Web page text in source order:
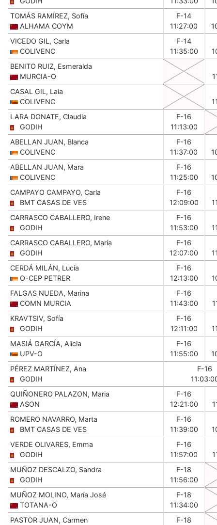
TOMÁS RAMÍREZ, Sofía
ALHAMA COYM
F-14
11:27:00
VICEDO GIL, Carla
COLIVENC
F-14
11:35:00
BENITO RUIZ, Esmeralda
MURCIA-O
CASAL GIL, Laia
COLIVENC
LARA DONATE, Claudia
GODIH
F-16
11:13:00
ABELLAN JUAN, Blanca
COLIVENC
F-16
11:37:00
ABELLAN JUAN, Mara
COLIVENC
F-16
11:25:00
CAMPAYO CAMPAYO, Carla
BMT CASAS DE VES
F-16
12:09:00
CARRASCO CABALLERO, Irene
GODIH
F-16
11:53:00
CARRASCO CABALLERO, María
GODIH
F-16
12:07:00
CERDÁ MILÁN, Lucía
O-CEP PETRER
F-16
12:13:00
FALGAS NUEDA, Marina
COMN MURCIA
F-16
11:43:00
KRAVTSIV, Sofía
GODIH
F-16
12:11:00
MASIÁ GARCÍA, Alicia
UPV-O
F-16
11:55:00
PÉREZ MARTÍNEZ, Ana
GODIH
F-16
QUIÑONERO PALAZON, Maria
ASON
F-16
12:21:00
ROMERO NAVARRO, Marta
BMT CASAS DE VES
F-16
11:39:00
VERDE OLIVARES, Emma
GODIH
F-16
11:57:00
MUÑOZ DESCALZO, Sandra
GODIH
F-18
11:56:00
MUÑOZ MOLINO, María José
TOTANA-O
F-18
11:34:00
PASTOR JUAN, Carmen
F-18